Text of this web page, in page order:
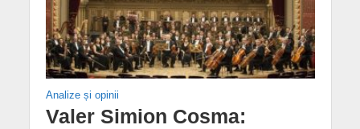
Analize și opinii
Valer Simion Cosma: